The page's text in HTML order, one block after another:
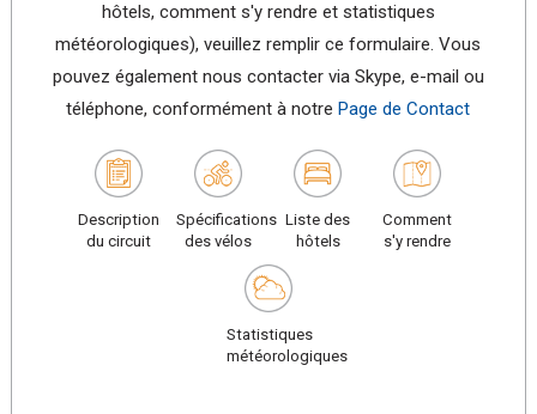
hôtels, comment s'y rendre et statistiques
météorologiques), veuillez remplir ce formulaire. Vous
pouvez également nous contacter via Skype, e-mail ou
téléphone, conformément à notrePage de Contact
Description
du circuit
Spécifications
des vélos
Liste des
hôtels
Comment
s'y rendre
Statistiques
météorologiques